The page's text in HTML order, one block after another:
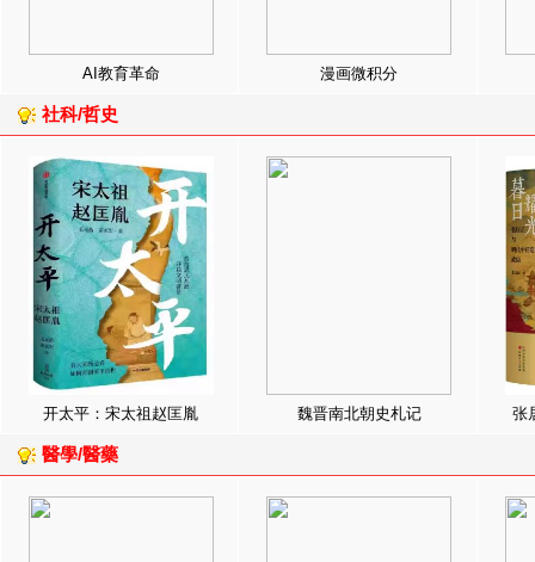
AI教育革命 漫画微积分
社科/哲史
开太平：宋太祖赵匡胤 魏晋南北朝史札记 张
醫學/醫藥